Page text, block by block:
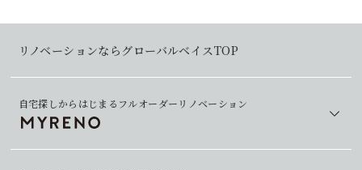
リノベーションならグローバルベイスTOP
自宅探しからはじまるフルオーダーリノベーション